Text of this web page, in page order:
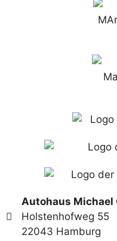
Autohaus Michael
Holstenhofweg 55
22043 Hamburg